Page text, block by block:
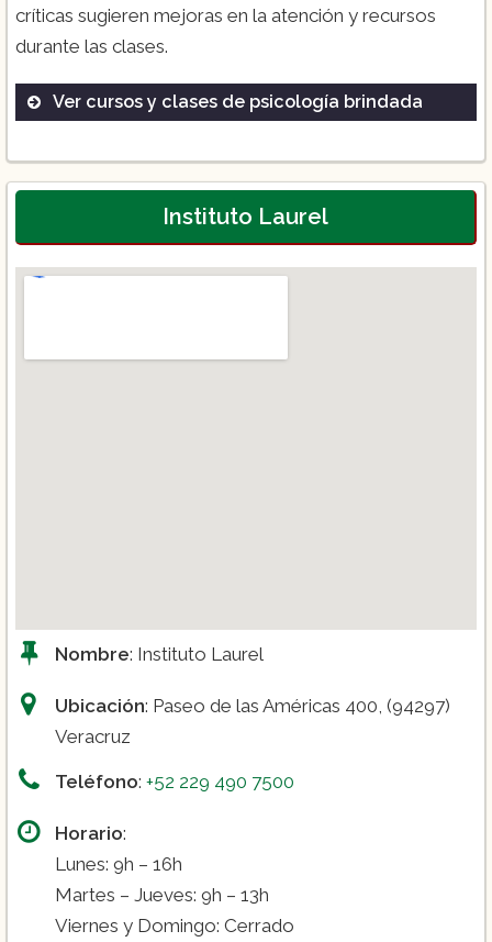
críticas sugieren mejoras en la atención y recursos
durante las clases.
Ver cursos y clases de psicología brindada
Diplomados en Repostería
Cursos especializados
Instituto Laurel
Nombre: Instituto Laurel
Ubicación: Paseo de las Américas 400, (94297)
Veracruz
Teléfono: +52 229 490 7500
Horario:
Lunes: 9h – 16h
Martes – Jueves: 9h – 13h
Viernes y Domingo: Cerrado